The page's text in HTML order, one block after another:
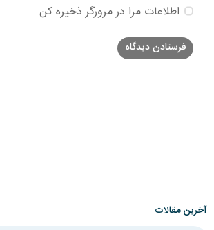
اطلاعات مرا در مرورگر ذخیره کن
آخرین مقالات